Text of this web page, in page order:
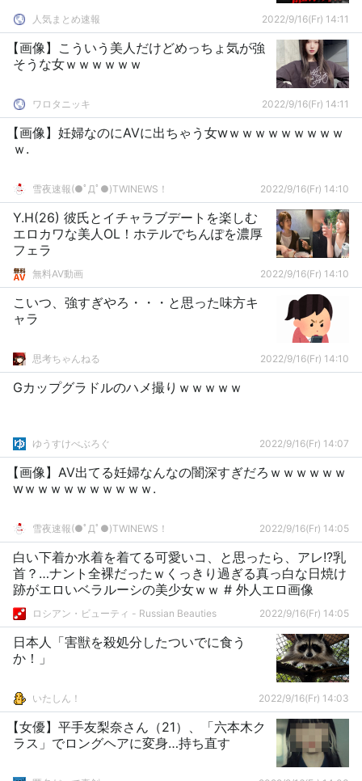
人気まとめ速報 2022/9/16(Fr) 14:11
【画像】こういう美人だけどめっちょ気が強
そうな女ｗｗｗｗｗｗ
ワロタニッキ 2022/9/16(Fr) 14:11
【画像】妊婦なのにAVに出ちゃう女wｗｗｗｗｗｗｗｗｗ
ｗ.
雪夜速報(●ﾟДﾟ●)TWINEWS！ 2022/9/16(Fr) 14:10
Y.H(26) 彼氏とイチャラブデートを楽しむ
エロカワな美人OL！ホテルでちんぽを濃厚
フェラ
無料AV動画 2022/9/16(Fr) 14:10
こいつ、強すぎやろ・・・と思った味方キ
ャラ
思考ちゃんねる 2022/9/16(Fr) 14:10
Gカップグラドルのハメ撮りｗｗｗｗｗ
ゆうすけべぶろぐ 2022/9/16(Fr) 14:07
【画像】AV出てる妊婦なんなの闇深すぎだろｗｗｗｗｗｗ
wｗｗｗｗｗｗｗｗｗｗ.
雪夜速報(●ﾟДﾟ●)TWINEWS！ 2022/9/16(Fr) 14:05
白い下着か水着を着てる可愛いコ、と思ったら、アレ!?乳
首？…ナント全裸だったｗくっきり過ぎる真っ白な日焼け
跡がエロいベラルーシの美少女ｗｗ # 外人エロ画像
ロシアン・ビューティ - Russian Beauties 2022/9/16(Fr) 14:05
日本人「害獣を殺処分したついでに食う
か！」
いたしん！ 2022/9/16(Fr) 14:03
【女優】平手友梨奈さん（21）、「六本木ク
ラス」でロングヘアに変身…持ち直す